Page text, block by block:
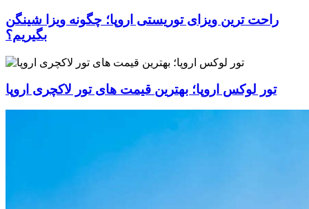
راحت ترین ویزای توریستی اروپا؛ چگونه ویزا شینگن
بگیریم؟
تور لوکس اروپا؛ بهترین قیمت های تور لاکچری اروپا